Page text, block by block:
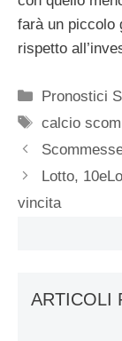
farà un piccolo
rispetto
Categorie
Pronostici
Tag
calcio
Lotto,
vincita
ARTICOLI